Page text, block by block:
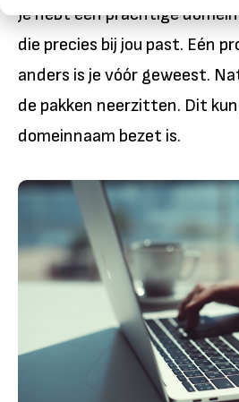
Je hebt een prachtige
die precies bij jou past. Eén
anders is je vóór geweest.
de pakken neerzitten. Dit
domeinnaam bezet is.